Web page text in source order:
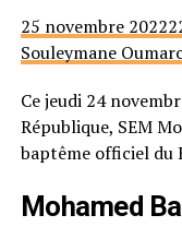
25 novembre 2022
Souleymane
Ce jeudi 24
République, SEM
baptême officiel du
Mohamed